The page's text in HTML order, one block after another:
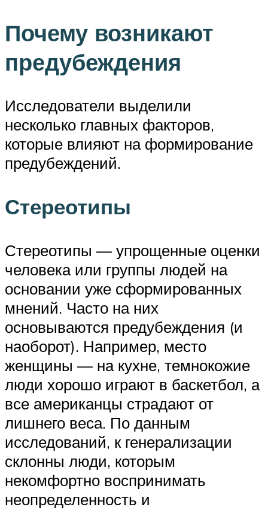
Почему возникают
предубеждения
Исследователи выделили
несколько главных факторов,
которые влияют на формирование
предубеждений.
Стереотипы
Стереотипы — упрощенные оценки
человека или группы людей на
основании уже сформированных
мнений. Часто на них
основываются предубеждения (и
наоборот). Например, место
женщины — на кухне, темнокожие
люди хорошо играют в баскетбол, а
все американцы страдают от
лишнего веса. По данным
исследований, к генерализации
склонны люди, которым
некомфортно воспринимать
неопределенность и